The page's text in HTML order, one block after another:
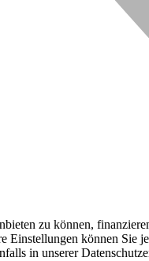
zu können,
Einstellungen können
in unserer